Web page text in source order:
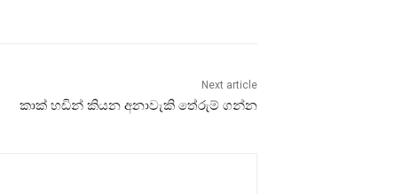
Next article
කාක්‌ හඩින් කියන අනාවැකි තේරුම් ගන්න